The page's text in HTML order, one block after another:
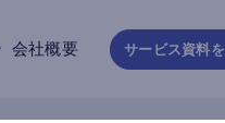
会社概要 サービス資料